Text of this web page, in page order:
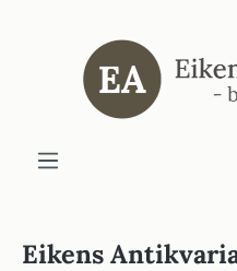
Eikens